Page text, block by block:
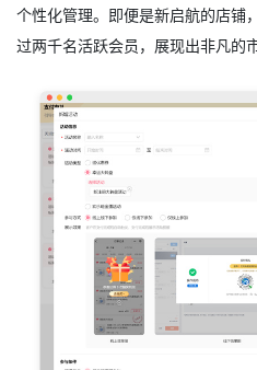
个性化管理。即便是新启航的店铺
过两千名活跃会员，展现出非凡的